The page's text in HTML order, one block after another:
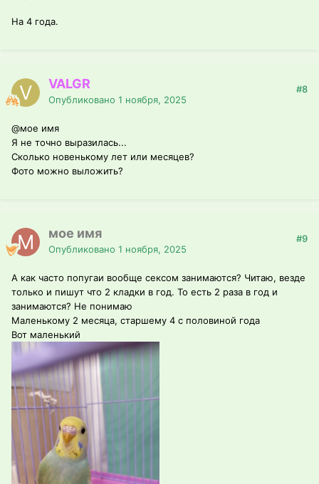
На 4 года.
VALGR
Опубликовано 1 ноября, 2025
#8
@мое имя
Я не точно выразилась...
Сколько новенькому лет или месяцев?
Фото можно выложить?
мое имя
Опубликовано 1 ноября, 2025
#9
А как часто попугаи вообще сексом занимаются? Читаю, везде
только и пишут что 2 кладки в год. То есть 2 раза в год и
занимаются? Не понимаю
Маленькому 2 месяца, старшему 4 с половиной года
Вот маленький